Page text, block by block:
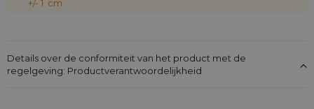
draagt u bij aan de bescherming van het milieu door het
Klantbeoordelingen
+/- 1 cm
Details over de conformiteit van het product met de
regelgeving: Productverantwoordelijkheid